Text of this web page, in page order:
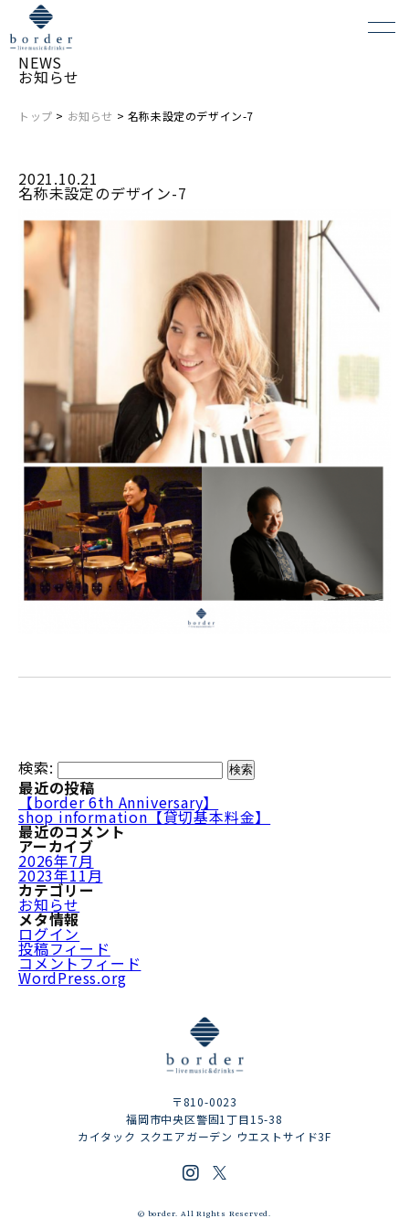
NEWS
お知らせ
トップ > お知らせ > 名称未設定のデザイン-7
2021.10.21
名称未設定のデザイン-7
検索:
最近の投稿
【border 6th Anniversary】
shop information【貸切基本料金】
最近のコメント
アーカイブ
2026年7月
2023年11月
カテゴリー
お知らせ
メタ情報
ログイン
投稿フィード
コメントフィード
WordPress.org
〒810-0023
福岡市中央区警固1丁目15-38
カイタック スクエアガーデン ウエストサイド3F
© border. All Rights Reserved.